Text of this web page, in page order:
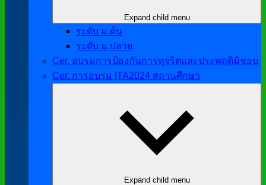
Expand child menu
ระดับ ม.ต้น
ระดับ ม.ปลาย
Cer. อบรมการป้องกันการทุจริตและประพฤติมิชอบ
Cer. การอบรม ITA2024 สถานศึกษา
Expand child menu